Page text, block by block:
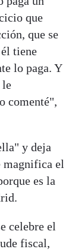
que
que se
tiene
lo paga. Y
le
comenté",
y deja
magnifica el
es la
celebre el
fiscal,